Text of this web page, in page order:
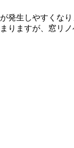
発生しやすくなり
りますが、窓リ